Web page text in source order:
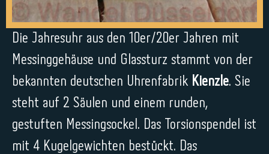
Die Jahresuhr aus den 10er/20er Jahren mit
Messinggehäuse und Glassturz stammt von der
bekannten deutschen Uhrenfabrik Kienzle. Sie
steht auf 2 Säulen und einem runden,
gestuften Messingsockel. Das Torsionspendel ist
mit 4 Kugelgewichten bestückt. Das